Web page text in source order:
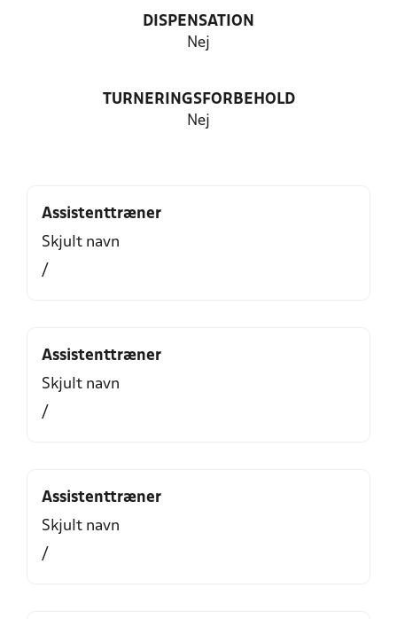
DISPENSATION
Nej
TURNERINGSFORBEHOLD
Nej
Assistenttræner
Skjult navn
/
Assistenttræner
Skjult navn
/
Assistenttræner
Skjult navn
/